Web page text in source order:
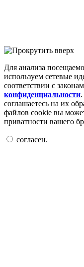
Для анализа
используем сетевые
соответствии с
конфиденциальности
соглашаетесь на их
файлов cookie вы
приватности вашего
согласен.